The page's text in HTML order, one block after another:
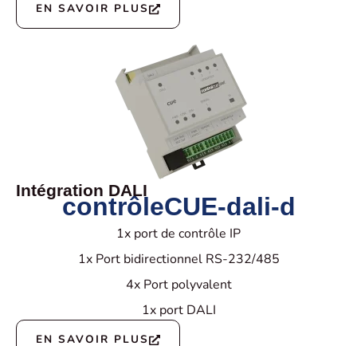
EN SAVOIR PLUS
Intégration DALI
contrôleCUE-dali-d
1x port de contrôle IP
1x Port bidirectionnel RS-232/485
4x Port polyvalent
1x port DALI
EN SAVOIR PLUS